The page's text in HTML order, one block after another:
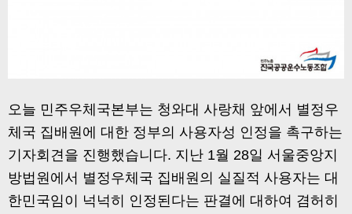
오늘 민주우체국본부는 청와대 사랑채 앞에서 별정우
체국 집배원에 대한 정부의 사용자성 인정을 촉구하는
기자회견을 진행했습니다. 지난 1월 28일 서울중앙지
방법원에서 별정우체국 집배원의 실질적 사용자는 대
한민국임이 넉넉히 인정된다는 판결에 대하여 겸허히